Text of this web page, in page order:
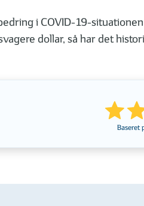
i COVID-19-
dollar, så har det
Baseret